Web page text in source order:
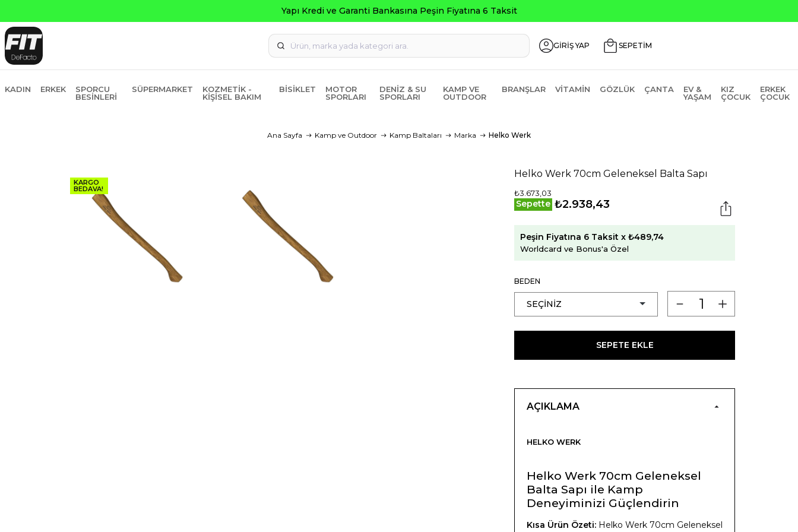
Yapı Kredi ve Garanti Bankasına Peşin Fiyatına 6 Taksit
GİRİŞ YAP SEPETİM
KADIN ERKEK
SPORCU
BESINLERI
SÜPERMARKET
KOZMETIK -
KIŞISEL BAKIM
BISIKLET
MOTOR
SPORLARI
DENIZ & SU
SPORLARI
KAMP VE
OUTDOOR
BRANŞLAR VITAMIN GÖZLÜK ÇANTA
EV &
YAŞAM
KIZ
ÇOCUK
ERKEK
ÇOCUK
Ana Sayfa Kamp ve Outdoor Kamp Baltaları Marka Helko Werk
KARGO
BEDAVA!
Helko Werk 70cm Geleneksel Balta Sapı
₺3.673,03
Sepette ₺2.938,43
Peşin Fiyatına 6 Taksit x ₺489,74
Worldcard ve Bonus'a Özel
BEDEN
SEPETE EKLE
AÇIKLAMA
HELKO WERK
Helko Werk 70cm Geleneksel
Balta Sapı ile Kamp
Deneyiminizi Güçlendirin
Kısa Ürün Özeti: Helko Werk 70cm Geleneksel